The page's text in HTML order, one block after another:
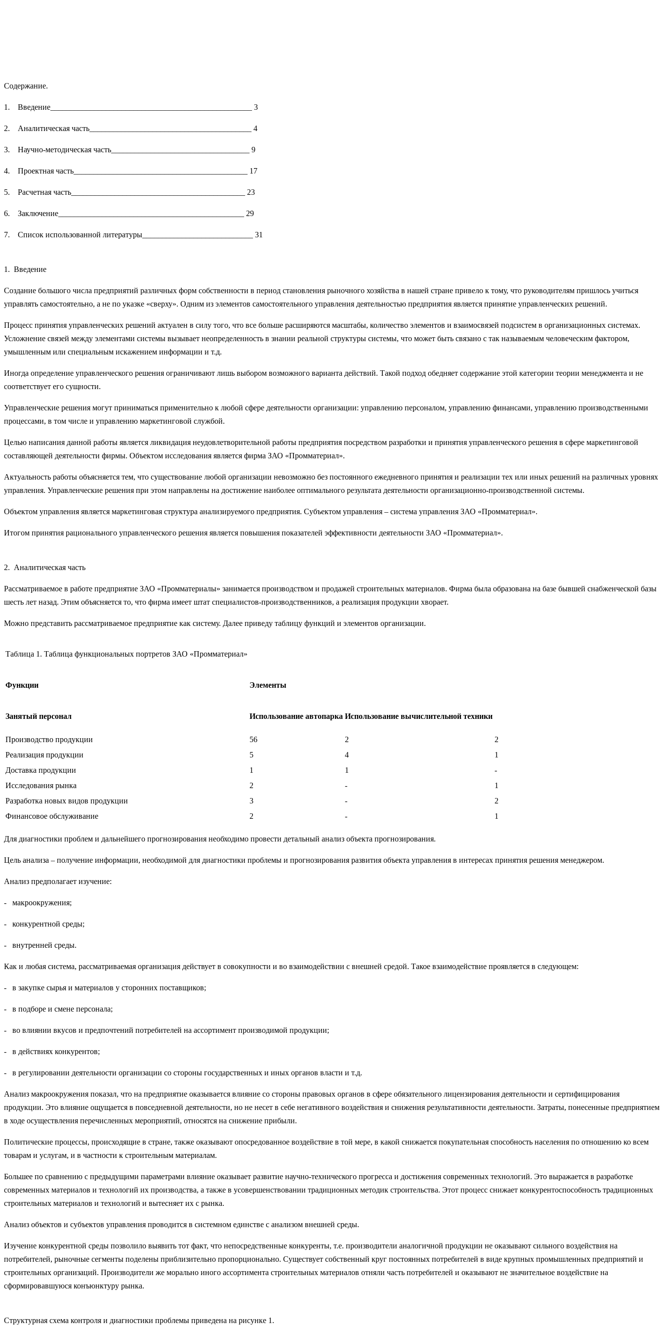
Содержание.
1. Введение___________________________________________________ 3
2. Аналитическая часть_________________________________________ 4
3. Научно-методическая часть___________________________________ 9
4. Проектная часть____________________________________________ 17
5. Расчетная часть____________________________________________ 23
6. Заключение_______________________________________________ 29
7. Список использованной литературы____________________________ 31
1. Введение
Создание большого числа предприятий различных форм собственности в период становления рыночного хозяйства в нашей стране привело к тому, что руководителям пришлось учиться
управлять самостоятельно, а не по указке «сверху». Одним из элементов самостоятельного управления деятельностью предприятия является принятие управленческих решений.
Процесс принятия управленческих решений актуален в силу того, что все больше расширяются масштабы, количество элементов и взаимосвязей подсистем в организационных системах.
Усложнение связей между элементами системы вызывает неопределенность в знании реальной структуры системы, что может быть связано с так называемым человеческим фактором,
умышленным или специальным искажением информации и т.д.
Иногда определение управленческого решения ограничивают лишь выбором возможного варианта действий. Такой подход обедняет содержание этой категории теории менеджмента и не
соответствует его сущности.
Управленческие решения могут приниматься применительно к любой сфере деятельности организации: управлению персоналом, управлению финансами, управлению производственными
процессами, в том числе и управлению маркетинговой службой.
Целью написания данной работы является ликвидация неудовлетворительной работы предприятия посредством разработки и принятия управленческого решения в сфере маркетинговой
составляющей деятельности фирмы. Объектом исследования является фирма ЗАО «Промматериал».
Актуальность работы объясняется тем, что существование любой организации невозможно без постоянного ежедневного принятия и реализации тех или иных решений на различных уровнях
управления. Управленческие решения при этом направлены на достижение наиболее оптимального результата деятельности организационно-производственной системы.
Объектом управления является маркетинговая структура анализируемого предприятия. Субъектом управления – система управления ЗАО «Промматериал».
Итогом принятия рационального управленческого решения является повышения показателей эффективности деятельности ЗАО «Промматериал».
2. Аналитическая часть
Рассматриваемое в работе предприятие ЗАО «Промматериалы» занимается производством и продажей строительных материалов. Фирма была образована на базе бывшей снабженческой базы
шесть лет назад. Этим объясняется то, что фирма имеет штат специалистов-производственников, а реализация продукции хворает.
Можно представить рассматриваемое предприятие как систему. Далее приведу таблицу функций и элементов организации.
Таблица 1. Таблица функциональных портретов ЗАО «Промматериал»
Функции Элементы
Занятый персонал Использование автопарка Использование вычислительной техники
Производство продукции 56 2
2
Реализация продукции
5 4
1
Доставка продукции
1 1
-
Исследования рынка
2 -
1
Разработка новых видов продукции
3 -
2
Финансовое обслуживание
2 - 1
Для диагностики проблем и дальнейшего прогнозирования необходимо провести детальный анализ объекта прогнозирования.
Цель анализа – получение информации, необходимой для диагностики проблемы и прогнозирования развития объекта управления в интересах принятия решения менеджером.
Анализ предполагает изучение:
- макроокружения;
- конкурентной среды;
- внутренней среды.
Как и любая система, рассматриваемая организация действует в совокупности и во взаимодействии с внешней средой. Такое взаимодействие проявляется в следующем:
- в закупке сырья и материалов у сторонних поставщиков;
- в подборе и смене персонала;
- во влиянии вкусов и предпочтений потребителей на ассортимент производимой продукции;
- в действиях конкурентов;
- в регулировании деятельности организации со стороны государственных и иных органов власти и т.д.
Анализ макроокружения показал, что на предприятие оказывается влияние со стороны правовых органов в сфере обязательного лицензирования деятельности и сертифицирования
продукции. Это влияние ощущается в повседневной деятельности, но не несет в себе негативного воздействия и снижения результативности деятельности. Затраты, понесенные предприятием
в ходе осуществления перечисленных мероприятий, относятся на снижение прибыли.
Политические процессы, происходящие в стране, также оказывают опосредованное воздействие в той мере, в какой снижается покупательная способность населения по отношению ко всем
товарам и услугам, и в частности к строительным материалам.
Большее по сравнению с предыдущими параметрами влияние оказывает развитие научно-технического прогресса и достижения современных технологий. Это выражается в разработке
современных материалов и технологий их производства, а также в усовершенствовании традиционных методик строительства. Этот процесс снижает конкурентоспособность традиционных
строительных материалов и технологий и вытесняет их с рынка.
Анализ объектов и субъектов управления проводится в системном единстве с анализом внешней среды.
Изучение конкурентной среды позволило выявить тот факт, что непосредственные конкуренты, т.е. производители аналогичной продукции не оказывают сильного воздействия на
потребителей, рыночные сегменты поделены приблизительно пропорционально. Существует собственный круг постоянных потребителей в виде крупных промышленных предприятий и
строительных организаций. Производители же морально иного ассортимента строительных материалов отняли часть потребителей и оказывают не значительное воздействие на
сформировавшуюся конъюнктуру рынка.
Структурная схема контроля и диагностики проблемы приведена на рисунке 1.